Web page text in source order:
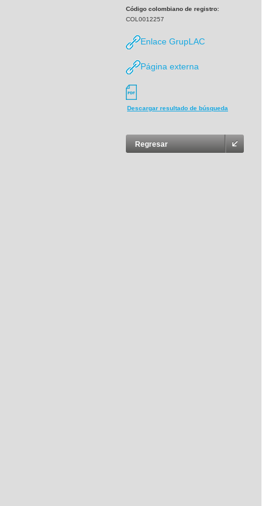
Código colombiano de registro:
COL0012257
Enlace GrupLAC
Página externa
Descargar resultado de búsqueda
Regresar